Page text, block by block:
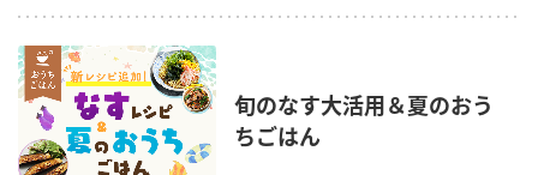
旬のなす大活用＆夏のおう
ちごはん